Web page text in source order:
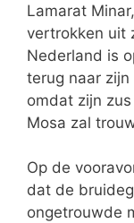
Lamarat
vertrokken uit
Nederland is
terug naar
omdat zijn
Mosa zal
Op de
dat de
ongetrouwde